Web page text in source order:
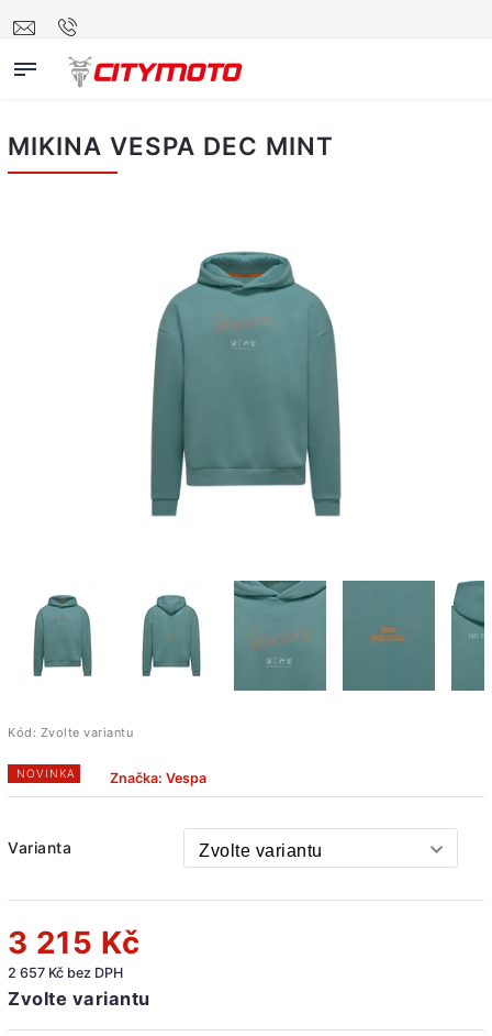
MIKINA VESPA DEC MINT
Kód: Zvolte variantu
NOVINKA Značka: Vespa
Varianta
3 215 Kč
2 657 Kč bez DPH
Zvolte variantu